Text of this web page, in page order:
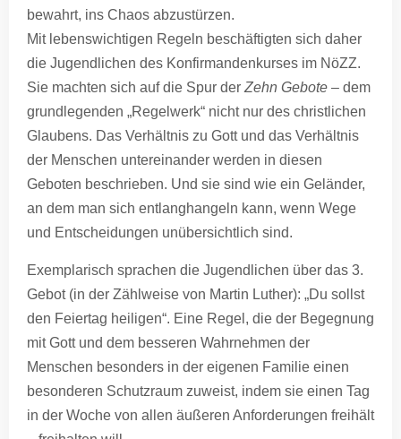
bewahrt, ins Chaos abzustürzen.
Mit lebenswichtigen Regeln beschäftigten sich daher
die Jugendlichen des Konfirmandenkurses im NöZZ.
Sie machten sich auf die Spur derZehn Gebote – dem
grundlegenden „Regelwerk“ nicht nur des christlichen
Glaubens. Das Verhältnis zu Gott und das Verhältnis
der Menschen untereinander werden in diesen
Geboten beschrieben. Und sie sind wie ein Geländer,
an dem man sich entlanghangeln kann, wenn Wege
und Entscheidungen unübersichtlich sind.
Exemplarisch sprachen die Jugendlichen über das 3.
Gebot (in der Zählweise von Martin Luther): „Du sollst
den Feiertag heiligen“. Eine Regel, die der Begegnung
mit Gott und dem besseren Wahrnehmen der
Menschen besonders in der eigenen Familie einen
besonderen Schutzraum zuweist, indem sie einen Tag
in der Woche von allen äußeren Anforderungen freihält